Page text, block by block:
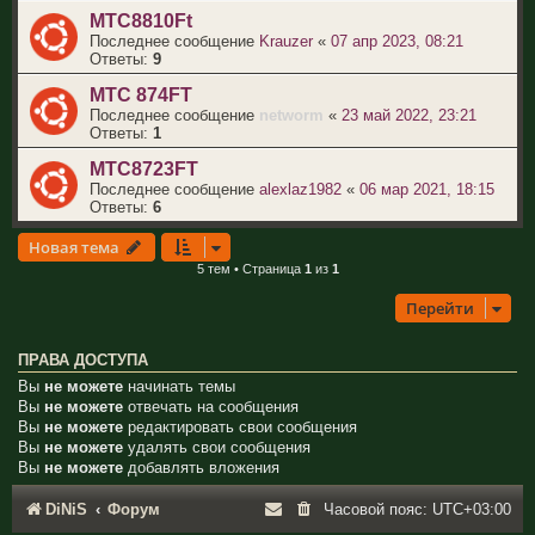
МТС8810Ft
Последнее сообщение Krauzer « 07 апр 2023, 08:21
Ответы: 9
МТС 874FT
Последнее сообщение networm « 23 май 2022, 23:21
Ответы: 1
МТС8723FT
Последнее сообщение alexlaz1982 « 06 мар 2021, 18:15
Ответы: 6
Новая тема
5 тем • Страница 1 из 1
Перейти
ПРАВА ДОСТУПА
Вы не можете начинать темы
Вы не можете отвечать на сообщения
Вы не можете редактировать свои сообщения
Вы не можете удалять свои сообщения
Вы не можете добавлять вложения
DiNiS Форум Часовой пояс: UTC+03:00